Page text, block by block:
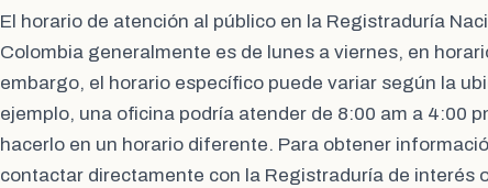
El horario de atención al público en la Registraduría
Colombia generalmente es de lunes a viernes, en
embargo, el horario específico puede variar según la
ejemplo, una oficina podría atender de 8:00 am a 4:00
hacerlo en un horario diferente. Para obtener
contactar directamente con la Registraduría de interés